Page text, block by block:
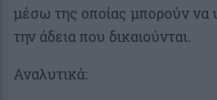
μέσω της οποίας μπορούν να
την άδεια που δικαιούνται.
Αναλυτικά: